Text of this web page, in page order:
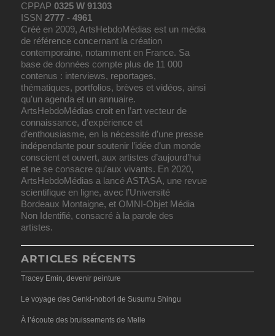
CPPAP0325 W 91303
ISSN2777 - 4961
Créé en 2009, ArtsHebdoMédias est un média
de référence concernant la création
contemporaine, notamment en France. Sa
base de données compte plus de 11 000
contenus : interviews, reportages,
thématiques, portfolios, brèves et vidéos, ainsi
qu’un agenda et un annuaire.
ArtsHebdoMédias croit en l’art vecteur de
connaissance, d’expérience et
d’enthousiasme, en la nécessité d’une presse
indépendante pour soutenir l’idée d’un monde
conscient et ouvert, aux artistes d’aujourd’hui
et ne se consacre qu’aux vivants. En 2020,
ArtsHebdoMédias a lancé ASTASA, une revue
scientifique en ligne, avec l’Université
Bordeaux Montaigne, et OMNI-Objet Média
Non Identifié, consacré à la parole des
artistes.
ARTICLES RÉCENTS
Tracey Emin, devenir peinture
Le voyage des Genki-nobori de Susumu Shingu
À l’écoute des bruissements de Melle